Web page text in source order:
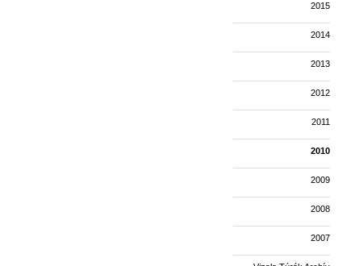
2015
2014
2013
2012
2011
2010
2009
2008
2007